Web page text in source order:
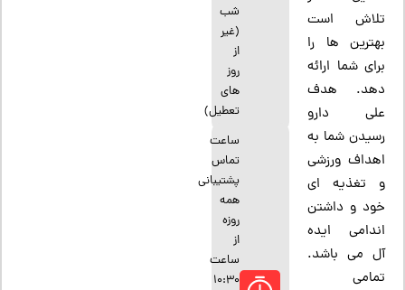
تلاش است
بهترین ها را
برای شما ارائه
دهد. هدف
علی دارو
رسیدن شما به
اهداف ورزشی
و تغذیه ای
خود و داشتن
اندامی ایده
آل می باشد.
تمامی
شب
(غیر
از
روز
های
تعطیل)
ساعت
تماس
پشتیبانی
همه
روزه
از
ساعت
10:30